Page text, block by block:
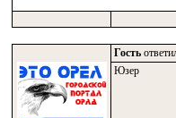
Гость
Юзер